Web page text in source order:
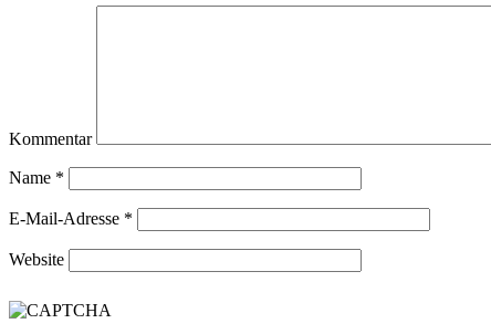
Kommentar
Name *
E-Mail-Adresse *
Website